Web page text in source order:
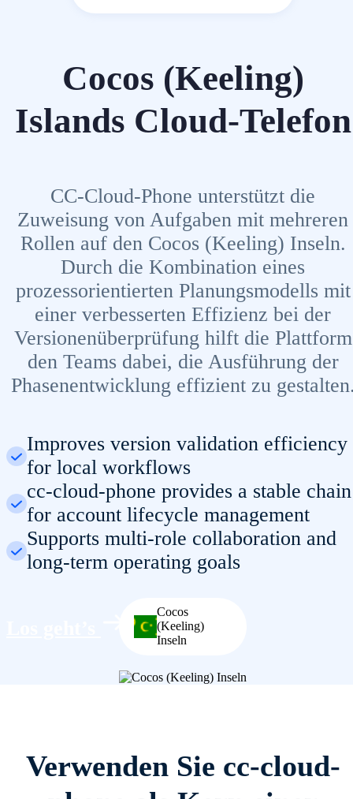
Cocos (Keeling)
Islands Cloud-Telefon
CC-Cloud-Phone unterstützt die
Zuweisung von Aufgaben mit mehreren
Rollen auf den Cocos (Keeling) Inseln.
Durch die Kombination eines
prozessorientierten Planungsmodells mit
einer verbesserten Effizienz bei der
Versionenüberprüfung hilft die Plattform
den Teams dabei, die Ausführung der
Phasenentwicklung effizient zu
Improves version validation efficiency
for local workflows
cc-cloud-phone provides a stable chain
for account lifecycle management
Supports multi-role collaboration and
long-term operating goals
Cocos
(Keeling)
Inseln
Verwenden Sie cc-cloud-